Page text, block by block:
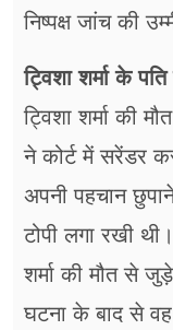
निष्पक्ष जांच की
ट्विशा शर्मा के
ट्विशा शर्मा की
ने कोर्ट में सरेंडर
अपनी पहचान
टोपी लगा रखी
शर्मा की मौत से
घटना के बाद से